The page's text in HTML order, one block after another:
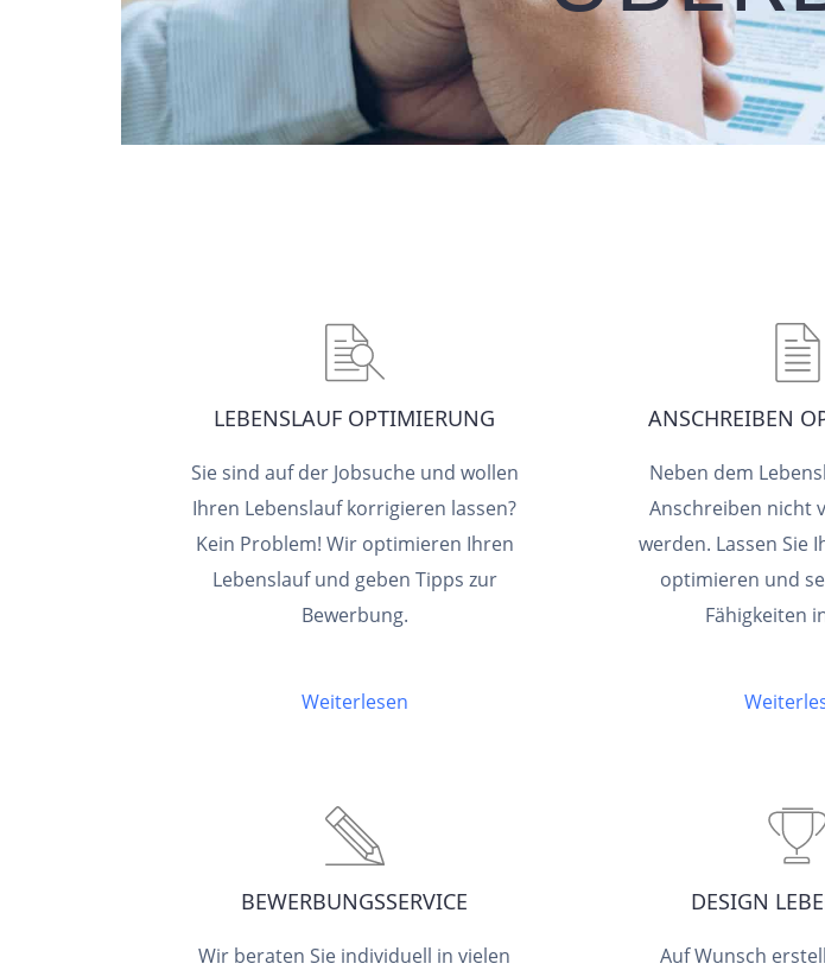
LEBENSLAUF OPTIMIERUNG
Sie sind auf der Jobsuche und wollen
Ihren Lebenslauf korrigieren lassen?
Kein Problem! Wir optimieren Ihren
Lebenslauf und geben Tipps zur
Bewerbung.
Weiterlesen
ANSCHREIBEN
Neben dem
Anschreiben nicht
werden. Lassen Sie
optimieren und
Fähigkeiten
BEWERBUNGSSERVICE
Wir beraten Sie individuell in vielen
DESIGN
Auf Wunsch